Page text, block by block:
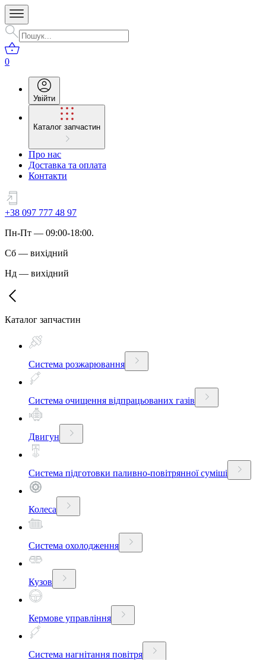
0
Увійти
Каталог запчастин
Про нас
Доставка та оплата
Контакти
+38 097 777 48 97
Пн-Пт — 09:00-18:00.
Сб — вихідний
Нд — вихідний
Каталог запчастин
Система розжарювання
Система очищення відпрацьованих газів
Двигун
Система підготовки паливно-повітрянної суміші
Колеса
Система охолодження
Кузов
Кермове управління
Система нагнітання повітря